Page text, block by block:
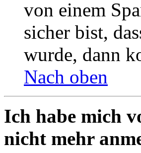
von einem
sicher bist,
wurde, dann
Nach oben
Ich habe mich
nicht mehr